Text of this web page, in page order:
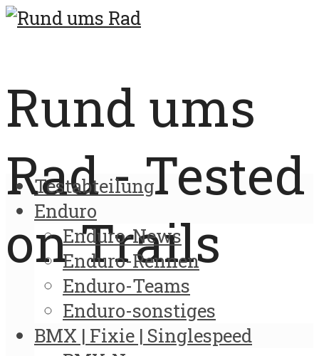
Rund ums
Rad - Tested
on Trails
Testabteilung
Enduro
Enduro-News
Enduro-Rennen
Enduro-Teams
Enduro-sonstiges
BMX | Fixie | Singlespeed